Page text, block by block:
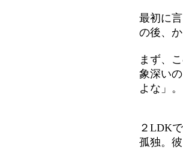
最初に
の後、
まず、
象深い
よな」。
２LDK
孤独。